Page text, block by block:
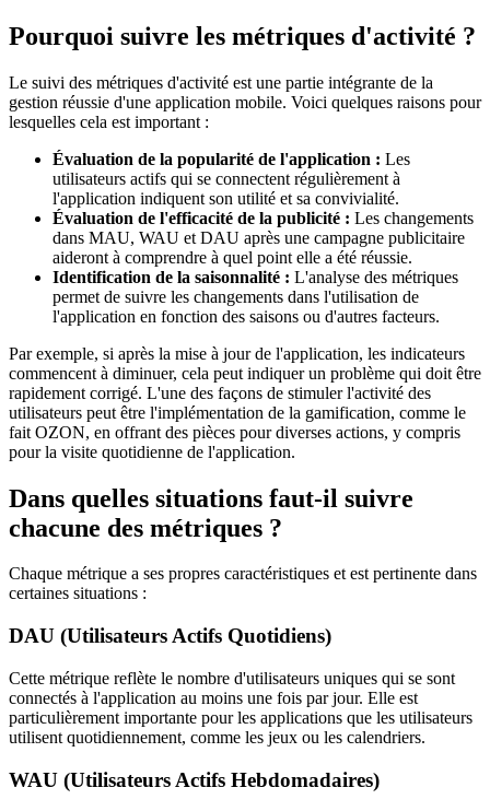
Pourquoi suivre les métriques d'activité ?
Le suivi des métriques d'activité est une partie intégrante de la
gestion réussie d'une application mobile. Voici quelques raisons pour
lesquelles cela est important :
Évaluation de la popularité de l'application : Les
utilisateurs actifs qui se connectent régulièrement à
l'application indiquent son utilité et sa convivialité.
Évaluation de l'efficacité de la publicité : Les changements
dans MAU, WAU et DAU après une campagne publicitaire
aideront à comprendre à quel point elle a été réussie.
Identification de la saisonnalité : L'analyse des métriques
permet de suivre les changements dans l'utilisation de
l'application en fonction des saisons ou d'autres facteurs.
Par exemple, si après la mise à jour de l'application, les indicateurs
commencent à diminuer, cela peut indiquer un problème qui doit être
rapidement corrigé. L'une des façons de stimuler l'activité des
utilisateurs peut être l'implémentation de la gamification, comme le
fait OZON, en offrant des pièces pour diverses actions, y compris
pour la visite quotidienne de l'application.
Dans quelles situations faut-il suivre
chacune des métriques ?
Chaque métrique a ses propres caractéristiques et est pertinente dans
certaines situations :
DAU (Utilisateurs Actifs Quotidiens)
Cette métrique reflète le nombre d'utilisateurs uniques qui se sont
connectés à l'application au moins une fois par jour. Elle est
particulièrement importante pour les applications que les utilisateurs
utilisent quotidiennement, comme les jeux ou les calendriers.
WAU (Utilisateurs Actifs Hebdomadaires)